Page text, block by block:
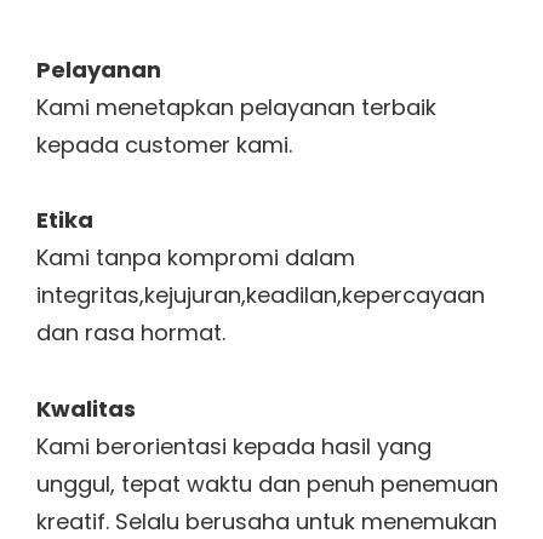
Pelayanan
Kami menetapkan pelayanan terbaik
kepada customer kami.
Etika
Kami tanpa kompromi dalam
integritas,kejujuran,keadilan,kepercayaan
dan rasa hormat.
Kwalitas
Kami berorientasi kepada hasil yang
unggul, tepat waktu dan penuh penemuan
kreatif. Selalu berusaha untuk menemukan